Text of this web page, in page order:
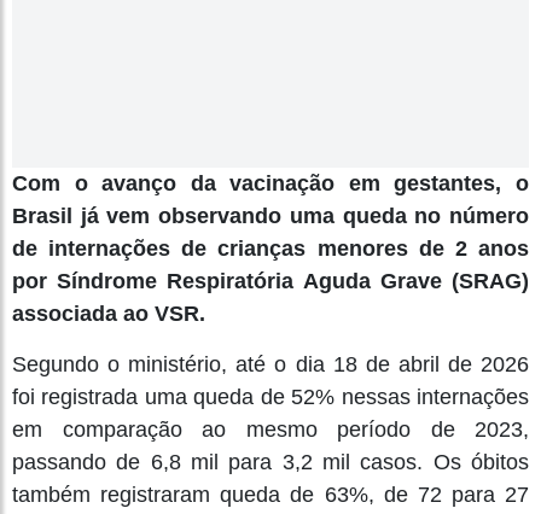
Com o avanço da vacinação em gestantes, o
Brasil já vem observando uma queda no número
de internações de crianças menores de 2 anos
por Síndrome Respiratória Aguda Grave (SRAG)
associada ao VSR.
Segundo o ministério, até o dia 18 de abril de 2026
foi registrada uma queda de 52% nessas internações
em comparação ao mesmo período de 2023,
passando de 6,8 mil para 3,2 mil casos. Os óbitos
também registraram queda de 63%, de 72 para 27